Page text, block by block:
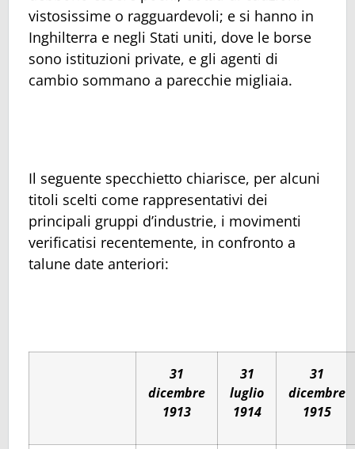
vistosissime o ragguardevoli; e si hanno in
Inghilterra e negli Stati uniti, dove le borse
sono istituzioni private, e gli agenti di
cambio sommano a parecchie migliaia.
Il seguente specchietto chiarisce, per alcuni
titoli scelti come rappresentativi dei
principali gruppi d’industrie, i movimenti
verificatisi recentemente, in confronto a
talune date anteriori:
31
dicembre
1913
31
luglio
1914
31
dicembre
1915